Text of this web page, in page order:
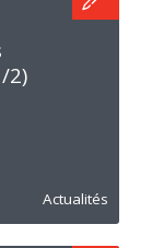
Actualités
2)